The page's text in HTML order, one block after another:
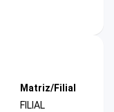
Matriz/Filial
FILIAL